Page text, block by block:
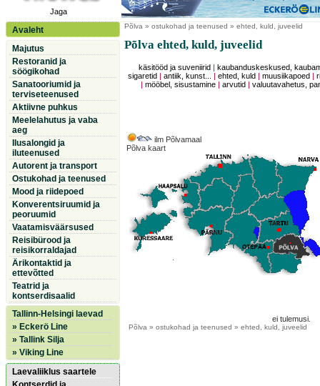
Jaga
Avaleht
Majutus
Restoranid ja
söögikohad
Sanatooriumid ja
terviseteenused
Aktiivne puhkus
Meelelahutus ja vaba
aeg
Ilusalongid ja
iluteenused
Autorent ja transport
Ostukohad ja teenused
Mood ja riidepoed
Konverentsiruumid ja
peoruumid
Vaatamisväärsused
Reisibürood ja
reisikorraldajad
Ärikontaktid ja
ettevõtted
Teatrid ja
kontserdisaalid
Tallinn-Helsingi laevad
» Eckerö Line
» Tallink Silja
» Viking Line
Laevaliiklus saartele
Põlva » ostukohad ja teenused » ehted, kuld, juveelid
Põlva ehted, kuld, juveelid
käsitööd ja suveniirid
kaubanduskeskused,
sigaretid
|antiik, kunst... |ehted, kuld |muusiikapoed |
|mööbel, sisustamine |arvutid |valuutavahetus,
ilm Põlvamaal
Põlva kaart
ei tulemusi.
Põlva » ostukohad ja teenused » ehted, kuld, juveelid